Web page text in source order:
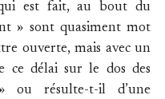
qui est fait, au bout du
» sont quasiment mot
ouverte, mais avec un
ce délai sur le dos des
ou résulte-t-il d’une